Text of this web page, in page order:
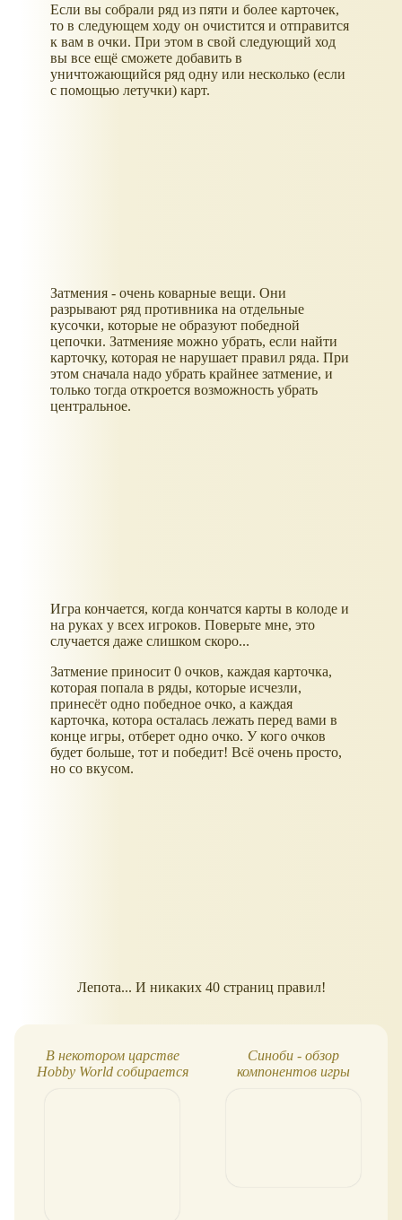
Если вы собрали ряд из пяти и более карточек,
то в следующем ходу он очистится и отправится
к вам в очки. При этом в свой следующий ход
вы все ещё сможете добавить в
уничтожающийся ряд одну или несколько (если
с помощью летучки) карт.
Затмения - очень коварные вещи. Они
разрывают ряд противника на отдельные
кусочки, которые не образуют победной
цепочки. Затменияе можно убрать, если найти
карточку, которая не нарушает правил ряда. При
этом сначала надо убрать крайнее затмение, и
только тогда откроется возможность убрать
центральное.
Игра кончается, когда кончатся карты в колоде и
на руках у всех игроков. Поверьте мне, это
случается даже слишком скоро...
Затмение приносит 0 очков, каждая карточка,
которая попала в ряды, которые исчезли,
принесёт одно победное очко, а каждая
карточка, котора осталась лежать перед вами в
конце игры, отберет одно очко. У кого очков
будет больше, тот и победит! Всё очень просто,
но со вкусом.
Лепота... И никаких 40 страниц правил!
В некотором царстве
Hobby World собирается
Синоби - обзор
компонентов игры